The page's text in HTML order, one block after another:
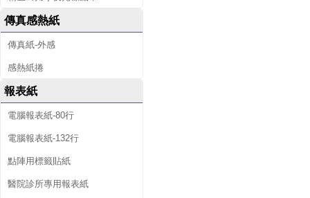
傳真感熱紙
傳真紙-外感
感熱紙捲
報表紙
電腦報表紙-80行
電腦報表紙-132行
點陣用標籤貼紙
醫院診所專用報表紙